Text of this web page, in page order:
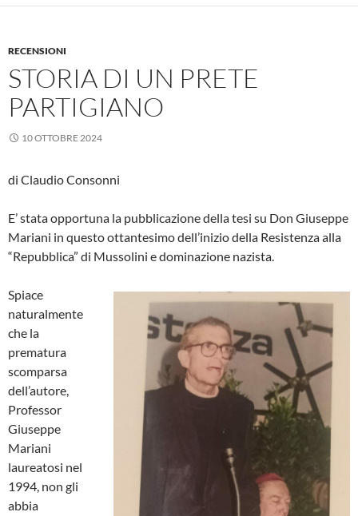
RECENSIONI
STORIA DI UN PRETE
PARTIGIANO
10 OTTOBRE 2024
di Claudio Consonni
E’ stata opportuna la pubblicazione della tesi su Don Giuseppe
Mariani in questo ottantesimo dell’inizio della Resistenza alla
“Repubblica” di Mussolini e dominazione nazista.
Spiace
naturalmente
che la
prematura
scomparsa
dell’autore,
Professor
Giuseppe
Mariani
laureatosi nel
1994, non gli
abbia